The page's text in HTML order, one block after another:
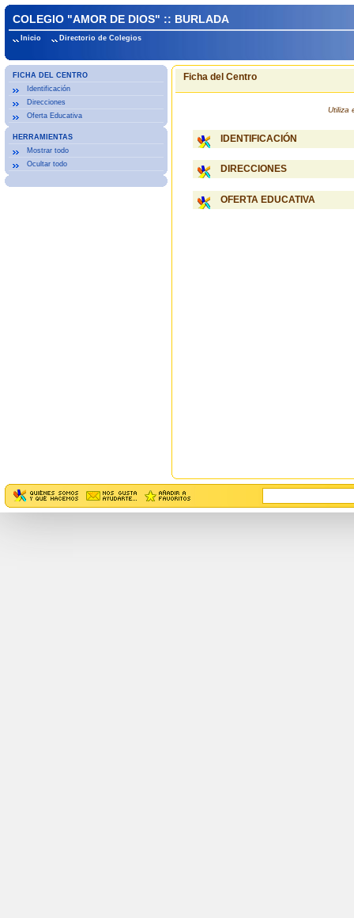
COLEGIO "AMOR DE DIOS" :: BURLADA
Inicio Directorio de Colegios
FICHA DEL CENTRO
Identificación
Direcciones
Oferta Educativa
HERRAMIENTAS
Mostrar todo
Ocultar todo
Ficha del Centro
Utiliza
IDENTIFICACIÓN
DIRECCIONES
OFERTA EDUCATIVA